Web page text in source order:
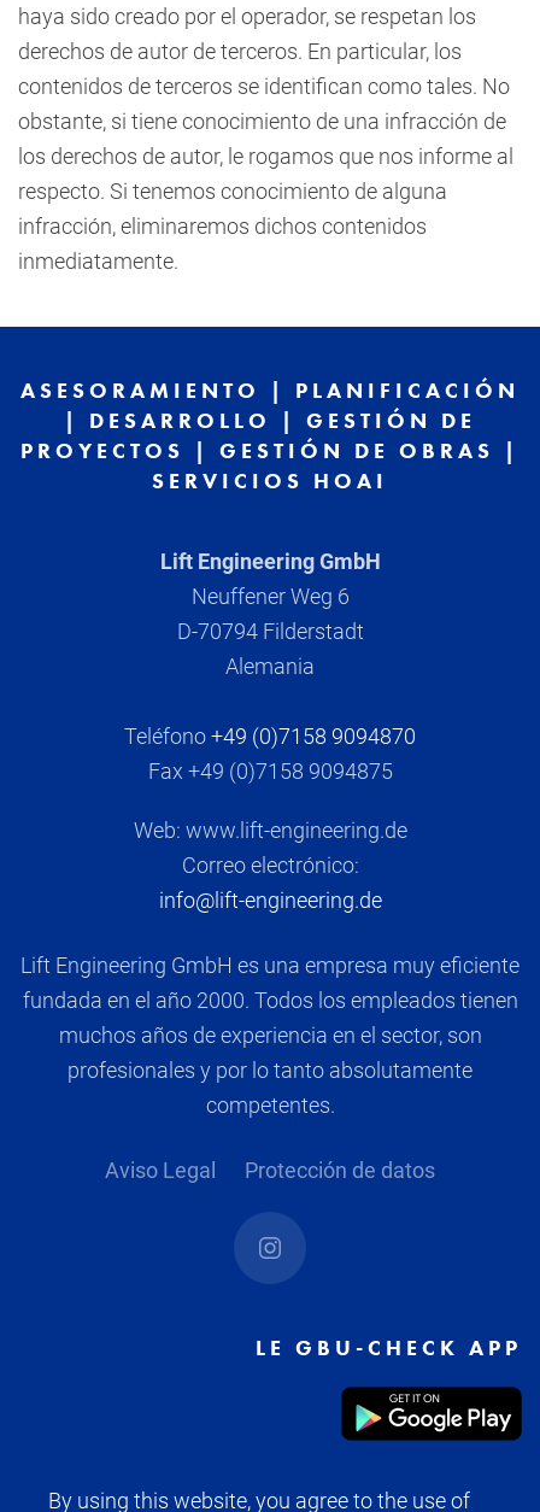
haya sido creado por el operador, se respetan los
derechos de autor de terceros. En particular, los
contenidos de terceros se identifican como tales. No
obstante, si tiene conocimiento de una infracción de
los derechos de autor, le rogamos que nos informe al
respecto. Si tenemos conocimiento de alguna
infracción, eliminaremos dichos contenidos
inmediatamente.
ASESORAMIENTO | PLANIFICACIÓN
| DESARROLLO | GESTIÓN DE
PROYECTOS | GESTIÓN DE OBRAS |
SERVICIOS HOAI
Lift Engineering GmbH
Neuffener Weg 6
D-70794 Filderstadt
Alemania
Teléfono+49 (0)7158 9094870
Fax +49 (0)7158 9094875
Web: www.lift-engineering.de
Correo electrónico:
info@lift-engineering.de
Lift Engineering GmbH es una empresa muy eficiente
fundada en el año 2000. Todos los empleados tienen
muchos años de experiencia en el sector, son
profesionales y por lo tanto absolutamente
competentes.
Aviso Legal Protección de datos
LE GBU-CHECK APP
By using this website, you agree to the use of